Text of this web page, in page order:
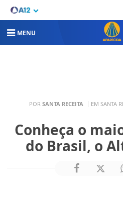
MENU
POR SANTA RECEITA EM SANTA
Conheça o
do Brasil, o